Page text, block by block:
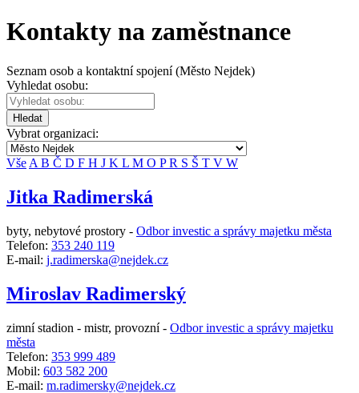
Kontakty na zaměstnance
Seznam osob a kontaktní spojení (Město Nejdek)
Vyhledat osobu:
Hledat
Vybrat organizaci:
Vše A B Č D F H J K L M O PR S Š T V W
Jitka Radimerská
byty, nebytové prostory - Odbor investic a správy majetku města
Telefon: 353 240 119
E-mail: j.radimerska@nejdek.cz
Miroslav Radimerský
zimní stadion - mistr, provozní - Odbor investic a správy majetku
města
Telefon: 353 999 489
Mobil: 603 582 200
E-mail: m.radimersky@nejdek.cz